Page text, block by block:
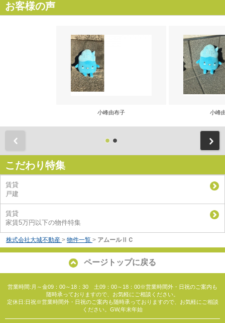
お客様の声
小峰由布子 小峰
こだわり特集
賃貸
戸建
賃貸
家賃5万円以下の物件特集
株式会社大城不動産 > 物件一覧 > アムールⅡＣ
ページトップに戻る
営業時間:月～金09：00～18：30 土09：00～18：00※営業時間外・日祝のご案内も
随時承っておりますので、お気軽にご相談ください。
定休日:日祝※営業時間外・日祝のご案内も随時承っておりますので、お気軽にご相談
ください。GW,年末年始